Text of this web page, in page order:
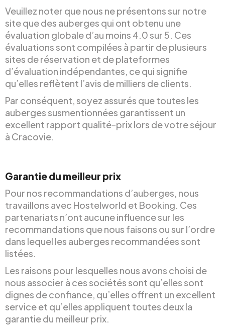
Veuillez noter que nous ne présentons sur notre
site que des auberges qui ont obtenu une
évaluation globale d’au moins 4.0 sur 5. Ces
évaluations sont compilées à partir de plusieurs
sites de réservation et de plateformes
d’évaluation indépendantes, ce qui signifie
qu’elles reflètent l’avis de milliers de clients.
Par conséquent, soyez assurés que toutes les
auberges susmentionnées garantissent un
excellent rapport qualité-prix lors de votre séjour
à Cracovie.
Garantie du meilleur prix
Pour nos recommandations d’auberges, nous
travaillons avec Hostelworld et Booking. Ces
partenariats n’ont aucune influence sur les
recommandations que nous faisons ou sur l’ordre
dans lequel les auberges recommandées sont
listées.
Les raisons pour lesquelles nous avons choisi de
nous associer à ces sociétés sont qu’elles sont
dignes de confiance, qu’elles offrent un excellent
service et qu’elles appliquent toutes deux la
garantie du meilleur prix.